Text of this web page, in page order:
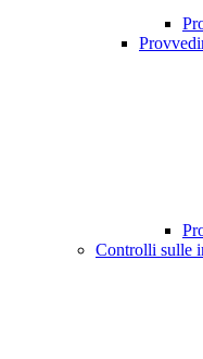
Controlli sulle